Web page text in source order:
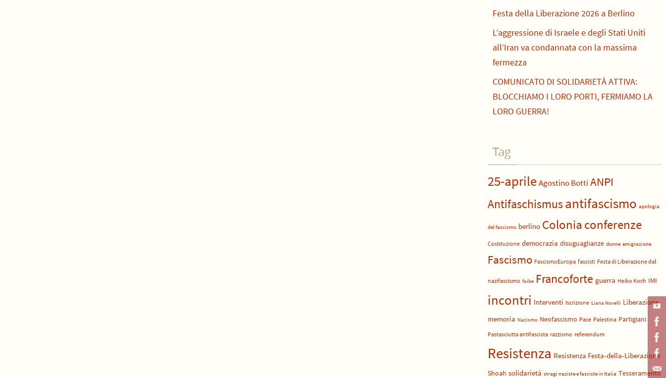
Festa della Liberazione 2026 a Berlino
L’aggressione di Israele e degli Stati Uniti
all’Iran va condannata con la massima
fermezza
COMUNICATO DI SOLIDARIETÀ ATTIVA:
BLOCCHIAMO I LORO PORTI, FERMIAMO LA
LORO GUERRA!
Tag
25-aprileAgostino Botti ANPI
Antifaschismusantifascismo apologia
del fascismo berlino Colonia conferenze
Costituzione democrazia disuguaglianze donne emigrazione
Fascismo FascismoEuropa fascisti Festa di Liberazione dal
nazifascismo foibe Francoforte guerra Heiko Koch IMI
incontri Interventi Iscrizione Liana Novelli Liberazione
memoria Nazismo Neofascismo Pace Palestina Partigiani
Pastasciutta antifascista razzismo referendum
Resistenza Resistenza Festa-della-Liberazione
Shoah solidarietà stragi naziste e fasciste in Italia Tesseramento